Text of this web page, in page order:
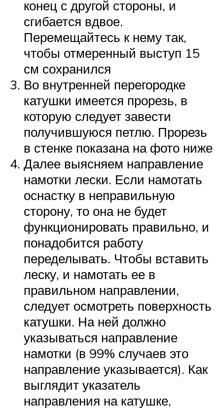
конец с другой стороны, и
сгибается вдвое.
Перемещайтесь к нему так,
чтобы отмеренный выступ 15
см сохранился
Во внутренней перегородке
катушки имеется прорезь, в
которую следует завести
получившуюся петлю. Прорезь
в стенке показана на фото ниже
Далее выясняем направление
намотки лески. Если намотать
оснастку в неправильную
сторону, то она не будет
функционировать правильно, и
понадобится работу
переделывать. Чтобы вставить
леску, и намотать ее в
правильном направлении,
следует осмотреть поверхность
катушки. На ней должно
указываться направление
намотки (в 99% случаев это
направление указывается). Как
выглядит указатель
направления на катушке,